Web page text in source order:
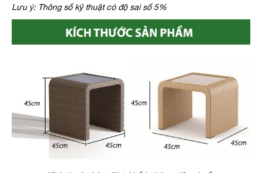
Lưu ý: Thông số kỹ thuật có độ sai số 5%